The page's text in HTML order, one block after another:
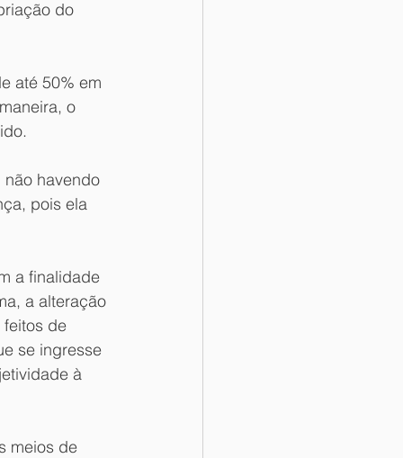
do
até 50% em
o
havendo
pois ela
a finalidade
a alteração
de
se ingresse
à
meios de